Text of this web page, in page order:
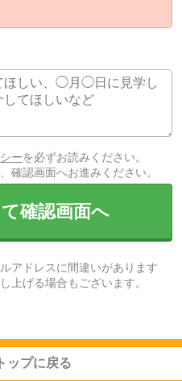
ーを必ずお読みください。
確認画面へお進みください。
確認画面へ
アドレスに間違いがあります
上げる場合もございます。
ップに戻る